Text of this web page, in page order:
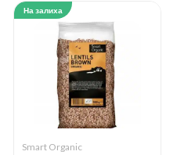
На залиха
Smart Organic